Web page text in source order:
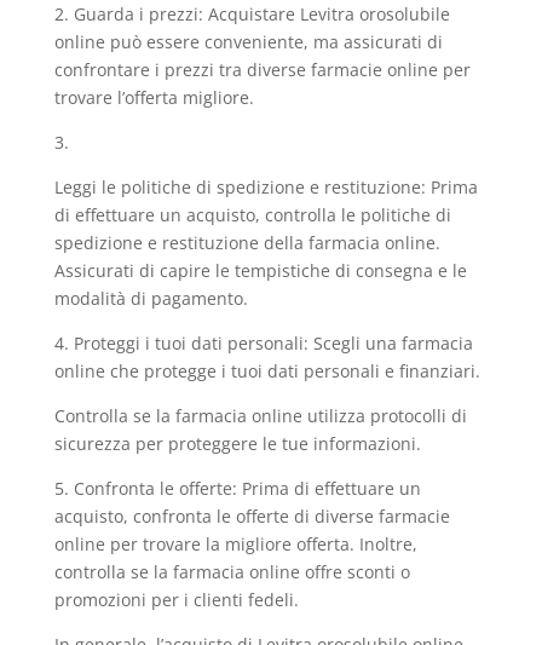
2. Guarda i prezzi: Acquistare Levitra orosolubile
online può essere conveniente, ma assicurati di
confrontare i prezzi tra diverse farmacie online per
trovare l’offerta migliore.
3.
Leggi le politiche di spedizione e restituzione: Prima
di effettuare un acquisto, controlla le politiche di
spedizione e restituzione della farmacia online.
Assicurati di capire le tempistiche di consegna e le
modalità di pagamento.
4. Proteggi i tuoi dati personali: Scegli una farmacia
online che protegge i tuoi dati personali e finanziari.
Controlla se la farmacia online utilizza protocolli di
sicurezza per proteggere le tue informazioni.
5. Confronta le offerte: Prima di effettuare un
acquisto, confronta le offerte di diverse farmacie
online per trovare la migliore offerta. Inoltre,
controlla se la farmacia online offre sconti o
promozioni per i clienti fedeli.